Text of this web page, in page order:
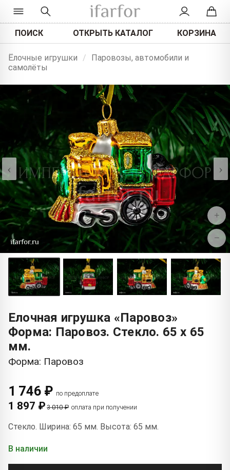
ПОИСК ОТКРЫТЬ КАТАЛОГ КОРЗИНА
Ёлочные игрушки /
Паровозы, автомобили и
самолёты
‹ ›
+
−
Елочная игрушка «Паровоз»
Форма: Паровоз. Стекло. 65 x 65
мм.
Форма: Паровоз
1 746 ₽ по предоплате
1 897 ₽ 3 010 ₽ оплата при получении
Стекло. Ширина: 65 мм. Высота: 65 мм.
В наличии